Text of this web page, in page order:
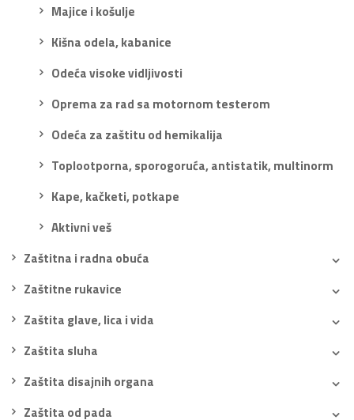
Majice i košulje
Kišna odela, kabanice
Odeća visoke vidljivosti
Oprema za rad sa motornom testerom
Odeća za zaštitu od hemikalija
Toplootporna, sporogoruća, antistatik, multinorm
Kape, kačketi, potkape
Aktivni veš
Zaštitna i radna obuća
Zaštitne rukavice
Zaštita glave, lica i vida
Zaštita sluha
Zaštita disajnih organa
Zaštita od pada